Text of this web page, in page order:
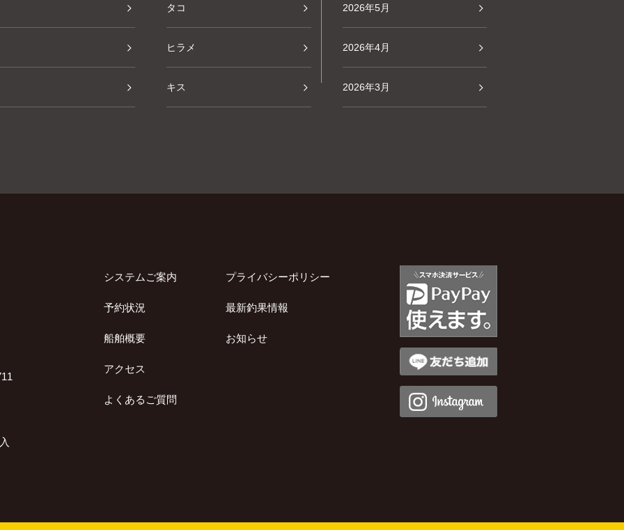
タコ
ヒラメ
キス
2026年5月
2026年4月
2026年3月
システムご案内
予約状況
船舶概要
アクセス
よくあるご質問
プライバシーポリシー
最新釣果情報
お知らせ